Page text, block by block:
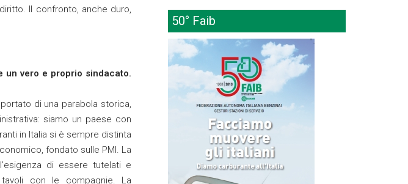
Il confronto, anche duro,
un vero e proprio sindacato.
di una parabola storica,
siamo un paese con
in Italia si è sempre distinta
fondato sulle PMI. La
di essere tutelati e
con le compagnie. La
50° Faib